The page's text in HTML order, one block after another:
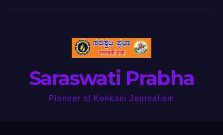
Saraswati Prabha
Pioneer of Konkani Journalism